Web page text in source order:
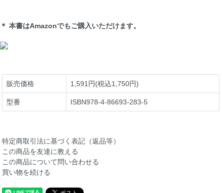
＊ 本書はAmazonでもご購入いただけます。
販売価格 1,591円(税込1,750円)
型番 ISBN978-4-86693-283-5
特定商取引法に基づく表記（返品等）
この商品を友達に教える
この商品について問い合わせる
買い物を続ける